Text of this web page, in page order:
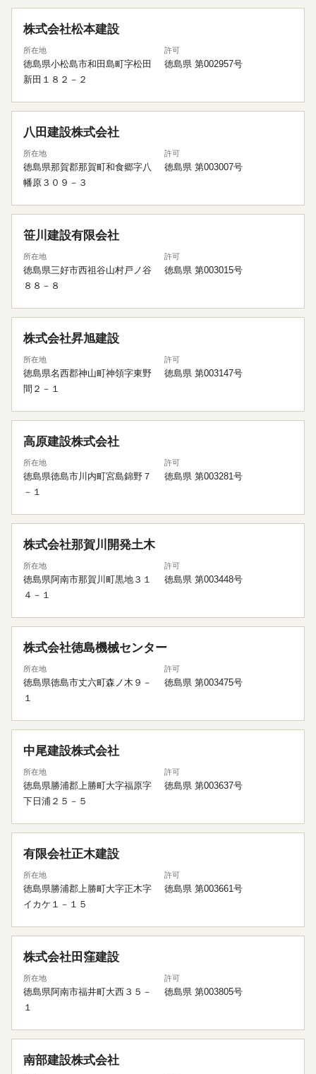
株式会社松本建設
所在地
徳島県小松島市和田島町字松田
新田１８２－２
許可
徳島県 第002957号
八田建設株式会社
所在地
徳島県那賀郡那賀町和食郷字八
幡原３０９－３
許可
徳島県 第003007号
笹川建設有限会社
所在地
徳島県三好市西祖谷山村戸ノ谷
８８－８
許可
徳島県 第003015号
株式会社昇旭建設
所在地
徳島県名西郡神山町神領字東野
間２－１
許可
徳島県 第003147号
高原建設株式会社
所在地
徳島県徳島市川内町宮島錦野７
－１
許可
徳島県 第003281号
株式会社那賀川開発土木
所在地
徳島県阿南市那賀川町黒地３１
４－１
許可
徳島県 第003448号
株式会社徳島機械センター
所在地
徳島県徳島市丈六町森ノ木９－
１
許可
徳島県 第003475号
中尾建設株式会社
所在地
徳島県勝浦郡上勝町大字福原字
下日浦２５－５
許可
徳島県 第003637号
有限会社正木建設
所在地
徳島県勝浦郡上勝町大字正木字
イカケ１－１５
許可
徳島県 第003661号
株式会社田窪建設
所在地
徳島県阿南市福井町大西３５－
１
許可
徳島県 第003805号
南部建設株式会社